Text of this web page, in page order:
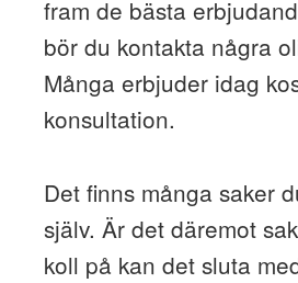
fram de bästa
bör du kontakta några
Många erbjuder idag
konsultation.
Det finns många saker
själv. Är det däremot
koll på kan det sluta